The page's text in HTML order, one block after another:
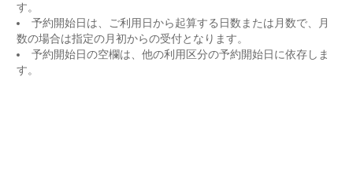
す。
予約開始日は、ご利用日から起算する日数または月数で、月
数の場合は指定の月初からの受付となります。
予約開始日の空欄は、他の利用区分の予約開始日に依存しま
す。